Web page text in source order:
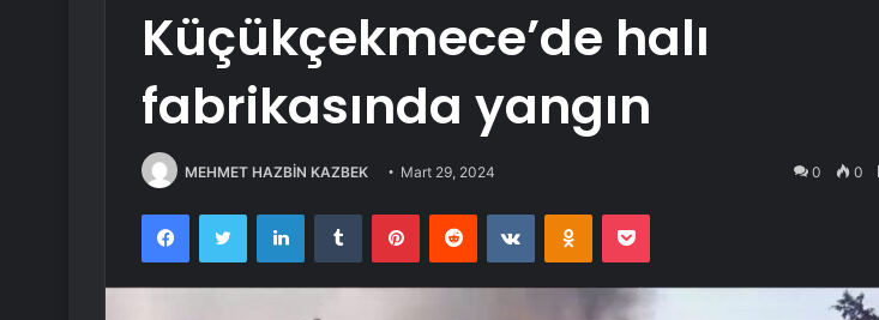
Küçükçekmece’de halı
fabrikasında yangın
MEHMET HAZBİN KAZBEK Mart 29, 2024 0 0
FacebookTwitter LinkedInTumblr PinterestReddit VKontakteOdnoklassniki
Pocket